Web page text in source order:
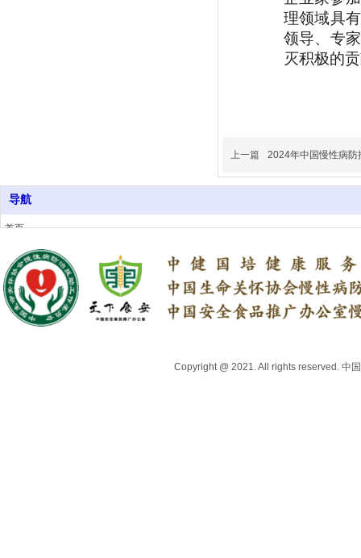
理领域具
领导、专
灭积极的
上一篇 2024年中国慢性病防
导航
首页
关于我们
行业资讯
上医头条号
中医药健康品牌推荐
专家委员会
Copyright @ 2021. All rights reserved.